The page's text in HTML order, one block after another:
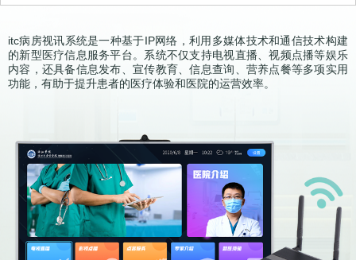
itc病房视讯系统是一种基于IP网络，利用多媒体技术和通信技术构建
的新型医疗信息服务平台。系统不仅支持电视直播、视频点播等娱乐
内容，还具备信息发布、宣传教育、信息查询、营养点餐等多项实用
功能，有助于提升患者的医疗体验和医院的运营效率。